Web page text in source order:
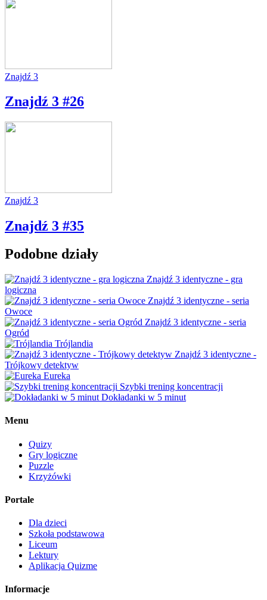
Znajdź 3
Znajdź 3 #26
Znajdź 3
Znajdź 3 #35
Podobne działy
Znajdź 3 identyczne - gra
logiczna
Znajdź 3 identyczne - seria
Owoce
Znajdź 3 identyczne - seria
Ogród
Trójlandia
Znajdź 3 identyczne -
Trójkowy detektyw
Eureka
Szybki trening koncentracji
Dokładanki w 5 minut
Menu
Quizy
Gry logiczne
Puzzle
Krzyżówki
Portale
Dla dzieci
Szkoła podstawowa
Liceum
Lektury
Aplikacja Quizme
Informacje